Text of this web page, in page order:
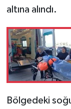
altına alındı.
Bölgedeki